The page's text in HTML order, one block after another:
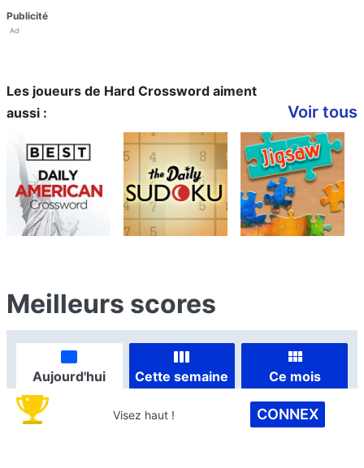
Publicité
Ad
Les joueurs de Hard Crossword aiment
aussi :
Voir tous
Meilleurs scores
Aujourd'hui Cette semaine Ce mois
Visez haut ! CONNEX